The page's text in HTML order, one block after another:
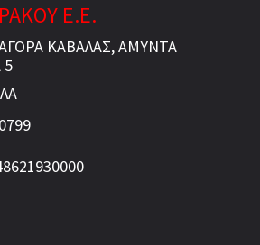
Ε.Ε.
ΚΑΒΑΛΑΣ, ΑΜΥΝΤΑ